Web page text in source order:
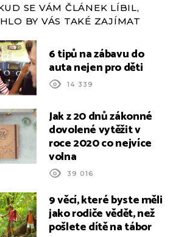
SE VÁM ČLÁNEK LÍBIL,
BY VÁS TAKÉ ZAJÍMAT
6 tipů na zábavu do
auta nejen pro děti
14 339
Jak z 20 dnů zákonné
dovolené vytěžit v
roce 2020 co nejvíce
volna
39 016
9 věcí, které byste měli
jako rodiče vědět, než
pošlete dítě na tábor